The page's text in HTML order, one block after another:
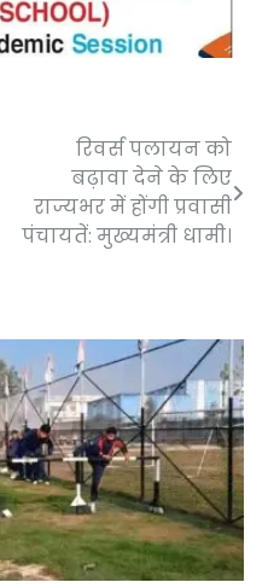
रिवर्स पलायन को
बढ़ावा देने के लिए
राज्यभर में होंगी प्रवासी
पंचायतें: मुख्यमंत्री धामी।